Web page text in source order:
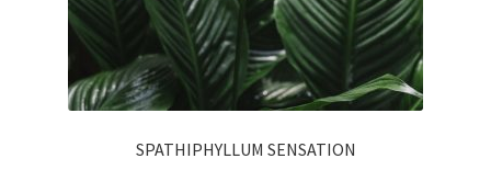
SPATHIPHYLLUM SENSATION